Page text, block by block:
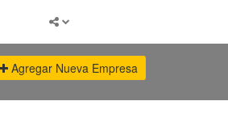
Agregar Nueva Empresa